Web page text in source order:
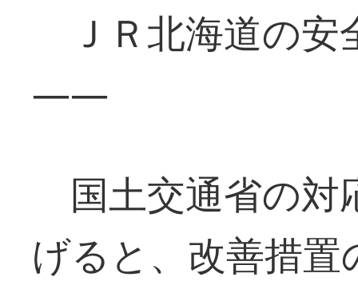
ＪＲ北海道の安
――
国土交通省の対
げると、改善措